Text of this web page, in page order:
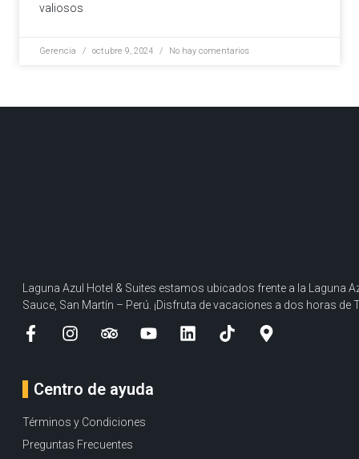
valiosos
Gerencia octubre 9, 2024 No hay comentarios
Laguna Azul Hotel & Suites estamos ubicados frente a la Laguna
Sauce, San Martín – Perú. ¡Disfruta de vacaciones a dos horas de
Centro de ayuda
Términos y Condiciones
Preguntas Frecuentes